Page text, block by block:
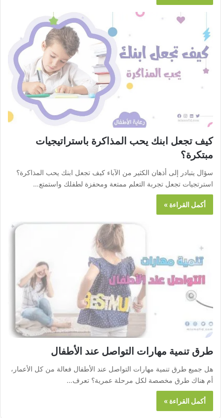
كيف تجعل ابنك يحب المذاكرة باستراتيجيات
مبتكرة؟
سؤال يتبادر إلى أذهان الكثير من الآباء كيف تجعل ابنك يحب المذاكرة؟
استرتجيات تجعل تجربة التعلم ممتعة ومحفزة لطفلك واستمتع…
أكمل القراءة »
طرق تنمية مهارات التواصل عند الأطفال
هل جميع طرق تنمية مهارات التواصل عند الأطفال فعالة من كل الأعمار،
أم هناك طرق مخصصة لكل مرحلة عمرية؟ تعرف…
أكمل القراءة »